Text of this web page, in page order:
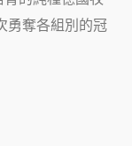
勇奪各組別的冠